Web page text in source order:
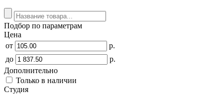
Подбор по параметрам
Цена
от
р.
до
р.
Дополнительно
Только в наличии
Студия